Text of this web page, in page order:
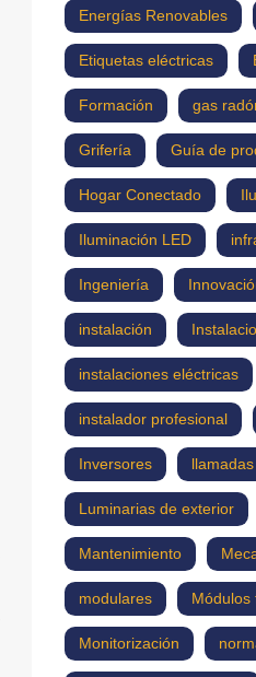
Energías Renovables
Etiquetas eléctricas
Formación gas
Grifería Guía de
Hogar Conectado
Iluminación LED
Ingeniería
instalación
instalaciones eléctricas
instalador profesional
Inversores llamadas
Luminarias de exterior
Mantenimiento
modulares Módulos
Monitorización